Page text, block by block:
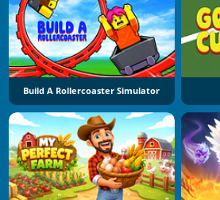
Build A Rollercoaster Simulator